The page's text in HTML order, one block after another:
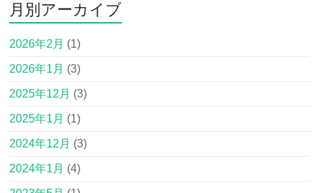
月別アーカイブ
2026年2月 (1)
2026年1月 (3)
2025年12月 (3)
2025年1月 (1)
2024年12月 (3)
2024年1月 (4)